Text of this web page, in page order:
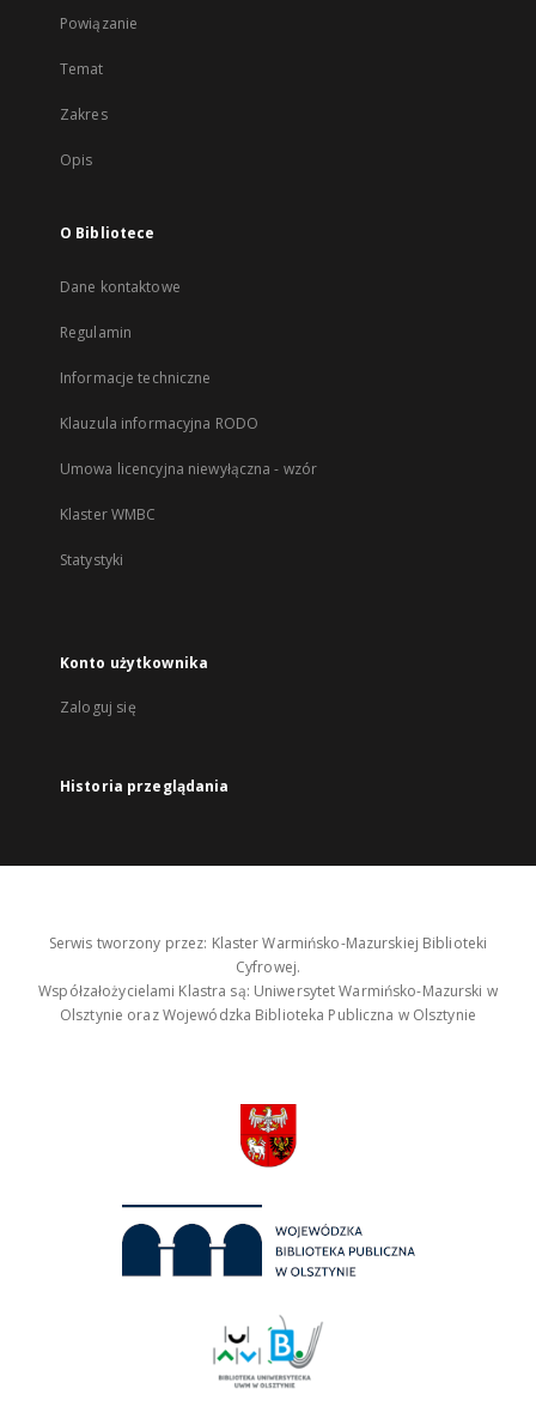
Powiązanie
Temat
Zakres
Opis
O Bibliotece
Dane kontaktowe
Regulamin
Informacje techniczne
Klauzula informacyjna RODO
Umowa licencyjna niewyłączna - wzór
Klaster WMBC
Statystyki
Konto użytkownika
Zaloguj się
Historia przeglądania
Serwis tworzony przez: Klaster Warmińsko-Mazurskiej Biblioteki
Cyfrowej.
Współzałożycielami Klastra są: Uniwersytet Warmińsko-Mazurski w
Olsztynie oraz Wojewódzka Biblioteka Publiczna w Olsztynie